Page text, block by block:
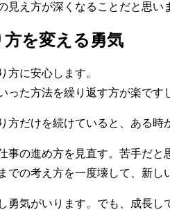
見え方が深くなることだと思い
方を変える勇気
方に安心します。
った方法を繰り返す方が楽です
方だけを続けていると、ある時
事の進め方を見直す。苦手だ
での考え方を一度壊して、新し
勇気がいります。でも、成長し